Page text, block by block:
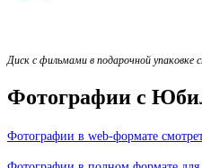
Диск с фильмами в подарочной
Фотографии с
Фотографии в web-формате